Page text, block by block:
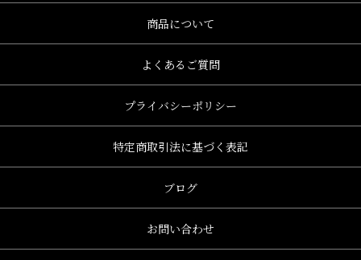
商品について
よくあるご質問
プライバシーポリシー
特定商取引法に基づく表記
ブログ
お問い合わせ